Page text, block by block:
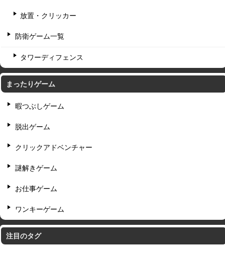
放置・クリッカー
防衛ゲーム一覧
タワーディフェンス
まったりゲーム
暇つぶしゲーム
脱出ゲーム
クリックアドベンチャー
謎解きゲーム
お仕事ゲーム
ワンキーゲーム
注目のタグ